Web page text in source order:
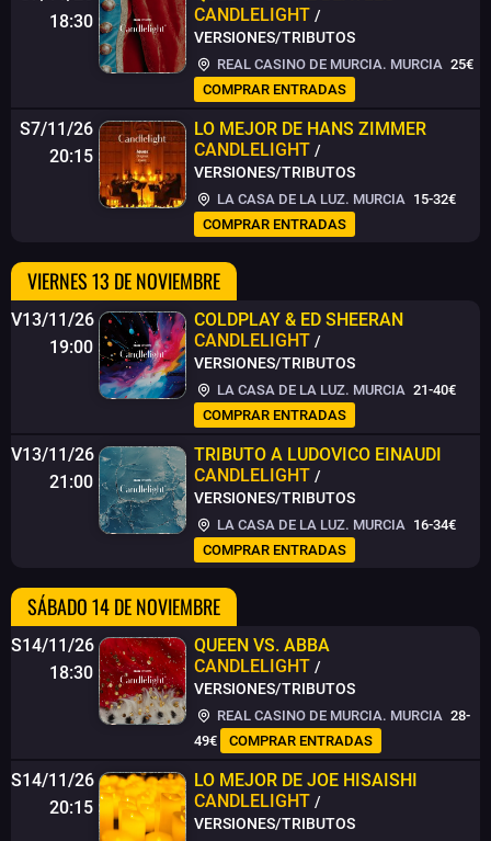
18:30
CANDLELIGHT /
VERSIONES/TRIBUTOS
REAL CASINO DE MURCIA. MURCIA 25€
COMPRAR ENTRADAS
S7/11/26
20:15
LO MEJOR DE HANS ZIMMER
CANDLELIGHT /
VERSIONES/TRIBUTOS
LA CASA DE LA LUZ. MURCIA 15-32€
COMPRAR ENTRADAS
VIERNES 13 DE NOVIEMBRE
V13/11/26
19:00
COLDPLAY & ED SHEERAN
CANDLELIGHT /
VERSIONES/TRIBUTOS
LA CASA DE LA LUZ. MURCIA 21-40€
COMPRAR ENTRADAS
V13/11/26
21:00
TRIBUTO A LUDOVICO EINAUDI
CANDLELIGHT /
VERSIONES/TRIBUTOS
LA CASA DE LA LUZ. MURCIA 16-34€
COMPRAR ENTRADAS
SÁBADO 14 DE NOVIEMBRE
S14/11/26
18:30
QUEEN VS. ABBA
CANDLELIGHT /
VERSIONES/TRIBUTOS
REAL CASINO DE MURCIA. MURCIA 28-
49€
COMPRAR ENTRADAS
S14/11/26
20:15
LO MEJOR DE JOE HISAISHI
CANDLELIGHT /
VERSIONES/TRIBUTOS